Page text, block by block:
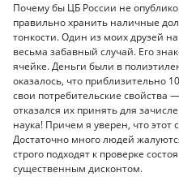
Почему бы ЦБ России не
правильно хранить наличные
тонкости. Один из моих друзей
весьма забавный случай. Его
ячейке. Деньги были в
оказалось, что приблизительно
свои потребительские свойства
отказался их принять для
наука! Причем я уверен, что этот
Достаточно много людей
строго подходят к проверке
существенным дисконтом.